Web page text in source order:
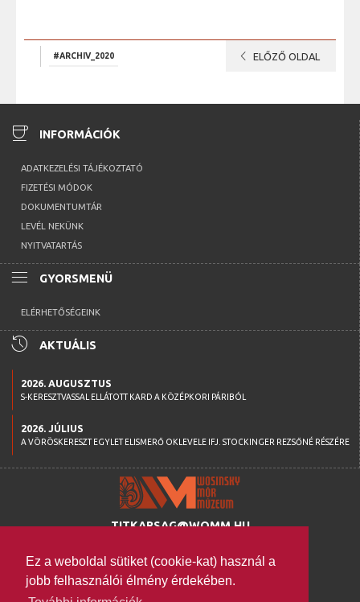
Ez a weboldal sütiket (cookie-kat) használ a
jobb felhasználói élmény érdekében.
#ARCHIV_2020 chevron_left ELŐZŐ OLDAL
coffee INFORMÁCIÓK
ADATKEZELÉSI TÁJÉKOZTATÓ
FIZETÉSI MÓDOK
DOKUMENTUMTÁR
LEVÉL NEKÜNK
NYITVATARTÁS
menu GYORSMENÜ
ELÉRHETŐSÉGEINK
history AKTUÁLIS
2026. AUGUSZTUS
S-KERESZTVASSAL ELLÁTOTT KARD A KÖZÉPKORI PÁRIBÓL
2026. JÚLIUS
A VÖRÖSKERESZT EGYLET ELISMERŐ OKLEVELE IFJ. STOCKINGER REZSŐNÉ RÉSZÉRE
TITKARSAG@WOMM.HU
H-7100 SZEKSZÁRD,
SZENT ISTVÁN TÉR 26.